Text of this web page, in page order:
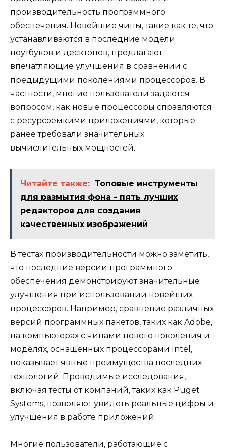
производительность программного
обеспечения. Новейшие чипы, такие как те, что
устанавливаются в последние модели
ноутбуков и десктопов, предлагают
впечатляющие улучшения в сравнении с
предыдущими поколениями процессоров. В
частности, многие пользователи задаются
вопросом, как новые процессоры справляются
с ресурсоемкими приложениями, которые
ранее требовали значительных
вычислительных мощностей.
Читайте также: Топовые инструменты
для размытия фона - пять лучших
редакторов для создания
качественных изображений
В тестах производительности можно заметить,
что последние версии программного
обеспечения демонстрируют значительные
улучшения при использовании новейших
процессоров. Например, сравнение различных
версий программных пакетов, таких как Adobe,
на компьютерах с чипами нового поколения и
моделях, оснащенных процессорами Intel,
показывает явные преимущества последних
технологий. Проводимые исследования,
включая тесты от компаний, таких как Puget
Systems, позволяют увидеть реальные цифры и
улучшения в работе приложений.
Многие пользователи, работающие с